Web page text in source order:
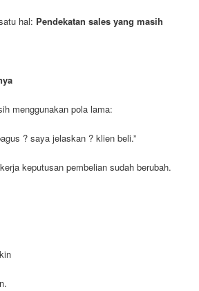
hal: Pendekatan sales yang masih
menggunakan pola lama:
? saya jelaskan ? klien beli.”
keputusan pembelian sudah berubah.